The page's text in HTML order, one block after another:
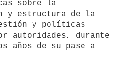
sobre la
y políticas
años de su pase a